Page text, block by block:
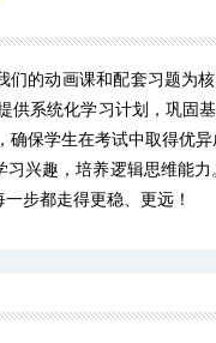
们的动画课和配套习题为
供系统化学习计划，巩固
确保学生在考试中取得优
兴趣，培养逻辑思维能
步都走得更稳、更远！